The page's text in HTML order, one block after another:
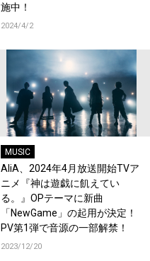
施中！
2024/4/2
MUSIC
AliA、2024年4月放送開始TVア
ニメ『神は遊戯に飢えてい
る。』OPテーマに新曲
「NewGame」の起用が決定！
PV第1弾で音源の一部解禁！
2023/12/20